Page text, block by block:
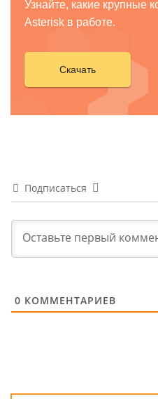
Узнайте, какие крупные
Asterisk в работе.
Скачать
Подписаться
0 КОММЕНТАРИЕВ